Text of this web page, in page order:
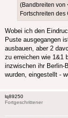
(Bandbreiten von
Fortschreiten
Wobei ich den
Puste ausgegangen
ausbauen, aber 2
zu erreichen wie 1&1
inzwischen ihr Berlin-
wurden, eingestellt -
lq89250
Fortgeschrittener